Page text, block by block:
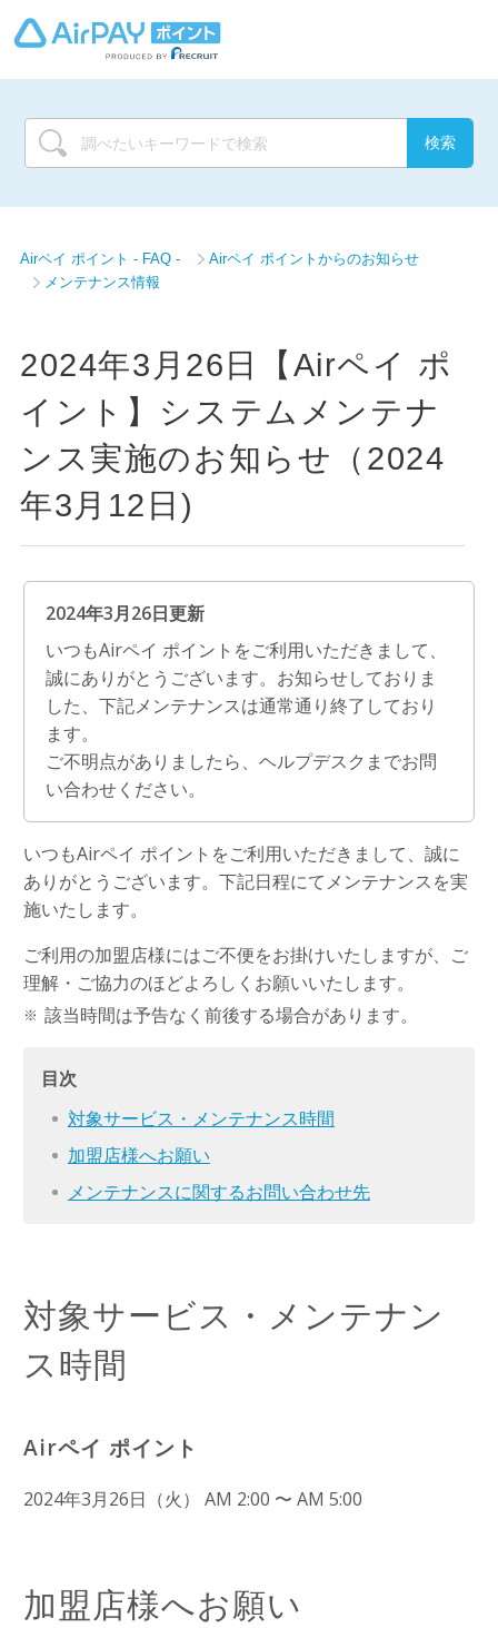
Airペイ ポイント - FAQ -
Airペイ ポイントからのお知らせ
メンテナンス情報
2024年3月26日【Airペイ ポ
イント】システムメンテナ
ンス実施のお知らせ（2024
年3月12日)
2024年3月26日更新
いつもAirペイ ポイントをご利用いただきまして、
誠にありがとうございます。お知らせしておりま
した、下記メンテナンスは通常通り終了しており
ます。
ご不明点がありましたら、ヘルプデスクまでお問
い合わせください。
いつもAirペイ ポイントをご利用いただきまして、誠に
ありがとうございます。下記日程にてメンテナンスを実
施いたします。
ご利用の加盟店様にはご不便をお掛けいたしますが、ご
理解・ご協力のほどよろしくお願いいたします。
該当時間は予告なく前後する場合があります。
目次
対象サービス・メンテナンス時間
加盟店様へお願い
メンテナンスに関するお問い合わせ先
対象サービス・メンテナン
ス時間
Airペイ ポイント
2024年3月26日（火） AM 2:00 〜 AM 5:00
加盟店様へお願い